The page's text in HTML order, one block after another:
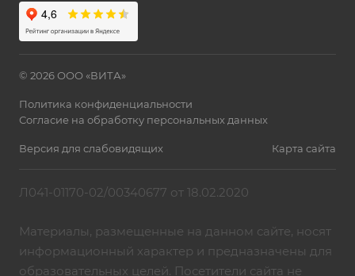
© 2026 ООО «ВИТА»
Политика конфиденциальности
Согласие на обработку персональных данных
Версия для слабовидящих Карта сайта
Л041-01170-02/00340677 от 18.02.2020
Материалы, размещенные на данном сайте, носят
информационный характер и предназначены для
образовательных целей. Посетители сайта не